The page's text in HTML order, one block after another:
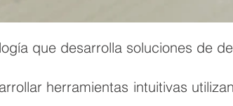
que desarrolla soluciones de
herramientas intuitivas